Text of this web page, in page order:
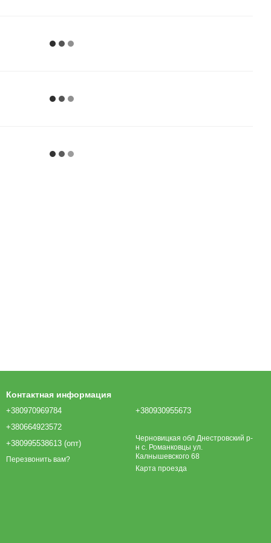
Контактная информация
+380970969784
+380664923572
+380995538613 (опт)
Перезвонить вам?
+380930955673
Черновицкая обл Днестровский р-
н с. Романковцы ул.
Калнышевского 68
Карта проезда